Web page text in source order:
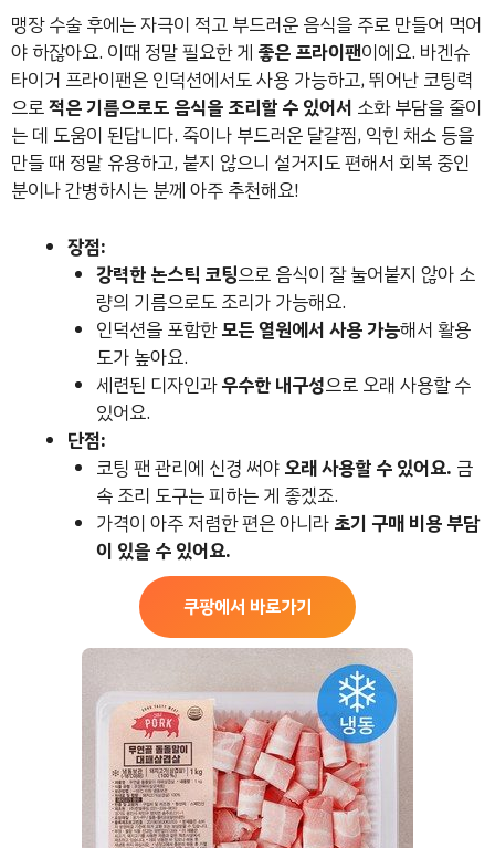
맹장 수술 후에는 자극이 적고 부드러운 음식을 주로 만들어 먹어
야 하잖아요. 이때 정말 필요한 게 좋은 프라이팬이에요. 바겐슈
타이거 프라이팬은 인덕션에서도 사용 가능하고, 뛰어난 코팅력
으로적은 기름으로도 음식을 조리할 수 있어서 소화 부담을 줄이
는 데 도움이 된답니다. 죽이나 부드러운 달걀찜, 익힌 채소 등을
만들 때 정말 유용하고, 붙지 않으니 설거지도 편해서 회복 중인
분이나 간병하시는 분께 아주 추천해요!
장점:
강력한 논스틱 코팅으로 음식이 잘 눌어붙지 않아 소
량의 기름으로도 조리가 가능해요.
인덕션을 포함한모든 열원에서 사용 가능해서 활용
도가 높아요.
세련된 디자인과우수한 내구성으로 오래 사용할 수
있어요.
단점:
코팅 팬 관리에 신경 써야 오래 사용할 수 있어요. 금
속 조리 도구는 피하는 게 좋겠죠.
가격이 아주 저렴한 편은 아니라 초기 구매 비용 부담
이 있을 수 있어요.
쿠팡에서 바로가기